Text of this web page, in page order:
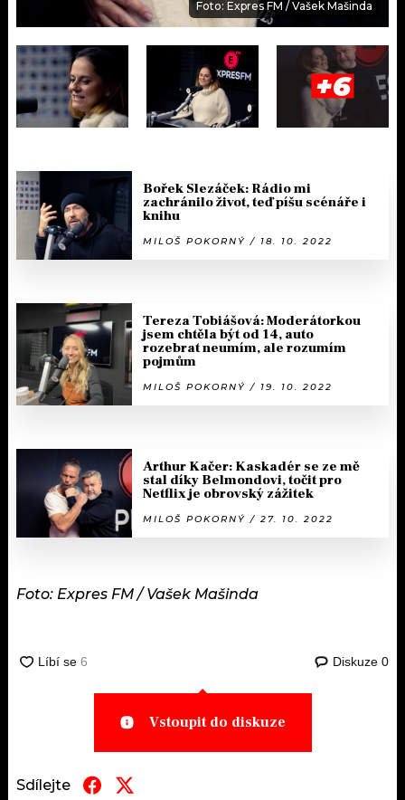
Foto: Expres FM / Vašek Mašinda
+6
Bořek Slezáček: Rádio mi
zachránilo život, teď píšu scénáře i
knihu
MILOŠ POKORNÝ / 18. 10. 2022
Tereza Tobiášová: Moderátorkou
jsem chtěla být od 14, auto
rozebrat neumím, ale rozumím
pojmům
MILOŠ POKORNÝ / 19. 10. 2022
Arthur Kačer: Kaskadér se ze mě
stal díky Belmondovi, točit pro
Netflix je obrovský zážitek
MILOŠ POKORNÝ / 27. 10. 2022
Foto: Expres FM / Vašek Mašinda
Diskuze 0
Vstoupit do diskuze
Sdílejte